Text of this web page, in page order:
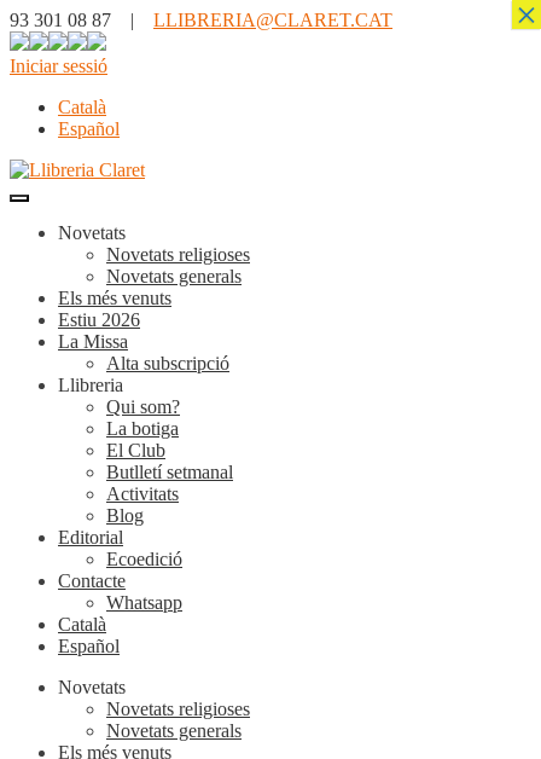
93 301 08 87 | LLIBRERIA@CLARET.CAT
Iniciar sessió
Català
Español
Novetats
Novetats religioses
Novetats generals
Els més venuts
Estiu 2026
La Missa
Alta subscripció
Llibreria
Qui som?
La botiga
El Club
Butlletí setmanal
Activitats
Blog
Editorial
Ecoedició
Contacte
Whatsapp
Català
Español
Novetats
Novetats religioses
Novetats generals
Els més venuts
×